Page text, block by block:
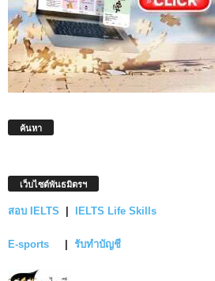
ค้นหา
เว็บไซต์พันธมิตรฯ
สอบ IELTS IELTS Life Skills
E-sports รับทำบัญชี